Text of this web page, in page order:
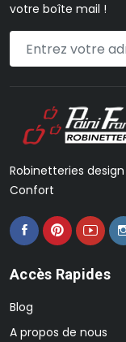
votre boîte mail !
Robinetteries
Confort
Accès Rapides
Blog
A propos de nous